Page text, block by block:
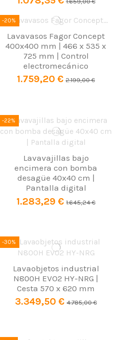
-20%
Lavavasos Fagor Concept
400x400 mm | 466 x 535 x
725 mm | Control
electromecánico
1.759,20 € 2.199,00 €
-22%
Lavavajillas bajo
encimera con bomba
desagüe 40x40 cm |
Pantalla digital
1.283,29 € 1.645,24 €
-30%
Lavaobjetos industrial
N800H EVO2 HY-NRG |
Cesta 570 x 620 mm
3.349,50 € 4.785,00 €